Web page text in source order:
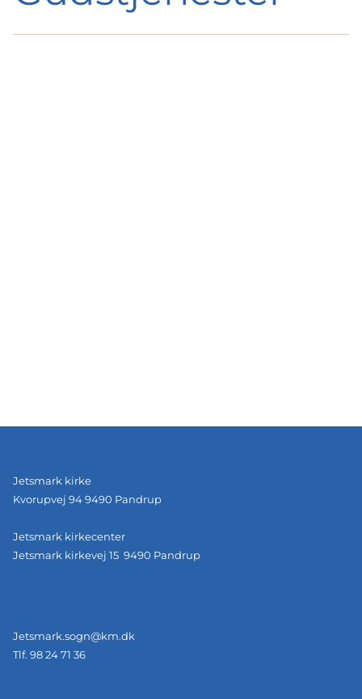
Jetsmark kirke
Kvorupvej 94 9490 Pandrup
Jetsmark kirkecenter
Jetsmark kirkevej 15 9490 Pandrup
Jetsmark.sogn@km.dk
Tlf. 98 24 71 36